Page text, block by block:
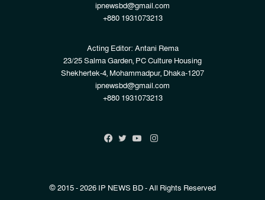
ipnewsbd@gmail.com
+880 1931073213
Acting Editor: Antani Rema
23/25 Salma Garden, PC Culture Housing
Shekhertek-4, Mohammadpur, Dhaka-1207
ipnewsbd@gmail.com
+880 1931073213
Instagram
© 2015 - 2026 IP NEWS BD - All Rights Reserved